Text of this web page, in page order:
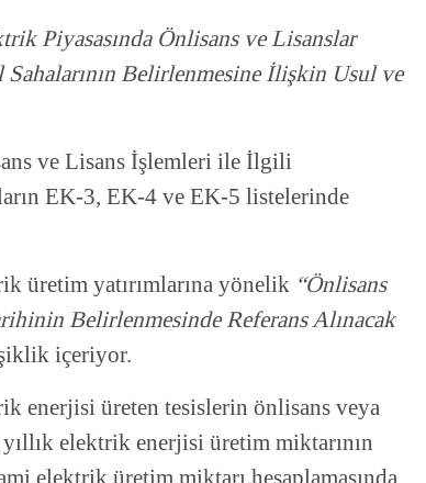
Piyasasında Önlisans ve Lisanslar
Belirlenmesine İlişkin Usul ve
ve Lisans İşlemleri ile İlgili
EK-3, EK-4 ve EK-5 listelerinde
üretim yatırımlarına yönelik “Önlisans
Belirlenmesinde Referans Alınacak
içeriyor.
enerjisi üreten tesislerin önlisans veya
elektrik enerjisi üretim miktarının
elektrik üretim miktarı hesaplamasında